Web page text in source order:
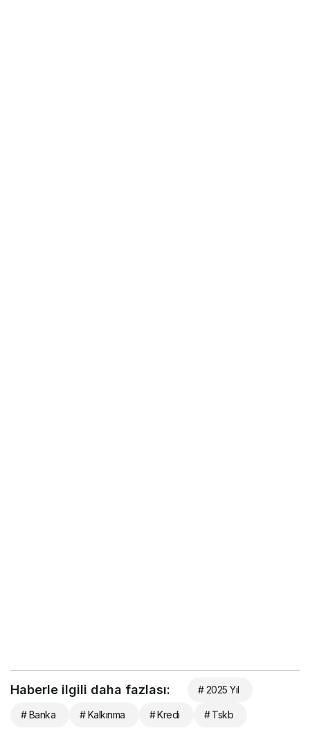
Haberle ilgili daha fazlası: # 2025 Yıl
# Banka # Kalkınma # Kredi # Tskb